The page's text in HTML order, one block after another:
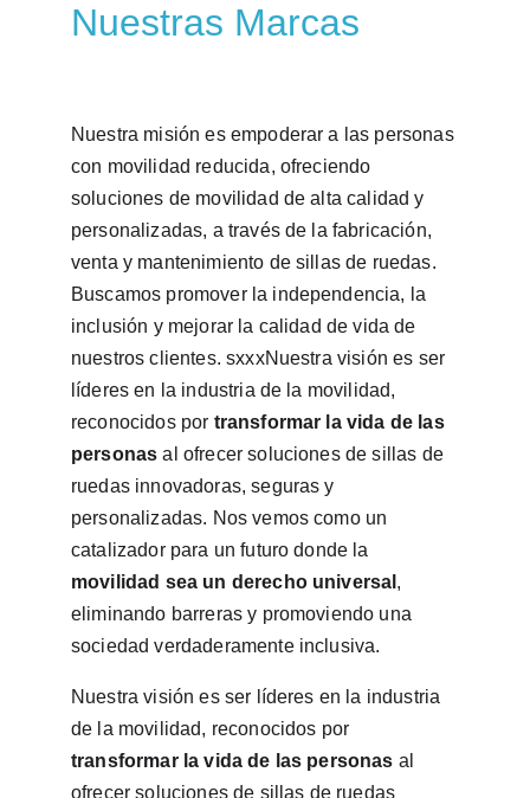
Nuestra misión es empoderar a las personas
con movilidad reducida, ofreciendo
soluciones de movilidad de alta calidad y
personalizadas, a través de la fabricación,
venta y mantenimiento de sillas de ruedas.
Buscamos promover la independencia, la
inclusión y mejorar la calidad de vida de
nuestros clientes. sxxxNuestra visión es ser
líderes en la industria de la movilidad,
reconocidos por transformar la vida de las
personas al ofrecer soluciones de sillas de
ruedas innovadoras, seguras y
personalizadas. Nos vemos como un
catalizador para un futuro donde la
movilidad sea un derecho universal ,
eliminando barreras y promoviendo una
sociedad verdaderamente inclusiva.
Nuestra visión es ser líderes en la industria
de la movilidad, reconocidos por
transformar la vida de las personas al
ofrecer soluciones de sillas de ruedas
Nuestras Marcas